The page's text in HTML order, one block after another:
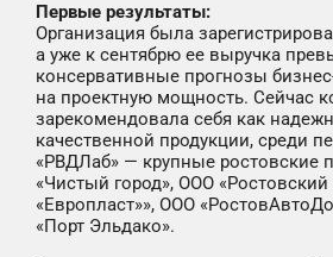
Первые результаты:
Организация была
а уже к сентябрю ее выручка
консервативные прогнозы
на проектную мощность. Сейчас
зарекомендовала себя как
качественной продукции, среди
«РВДЛаб» — крупные ростовские
«Чистый город», ООО «Ростовский
«Европласт»», ООО
«Порт Эльдако».